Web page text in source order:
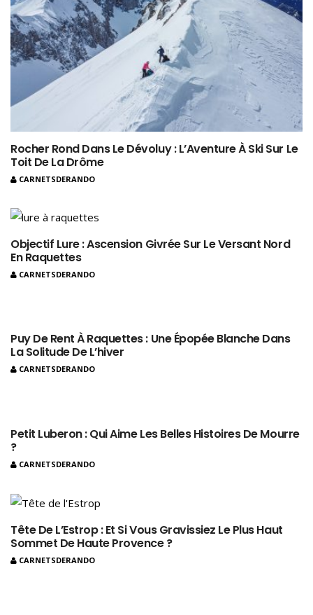
Rocher Rond Dans Le Dévoluy : L’Aventure À Ski Sur Le
Toit De La Drôme
CARNETSDERANDO
Objectif Lure : Ascension Givrée Sur Le Versant Nord
En Raquettes
CARNETSDERANDO
Puy De Rent À Raquettes : Une Épopée Blanche Dans
La Solitude De L’hiver
CARNETSDERANDO
Petit Luberon : Qui Aime Les Belles Histoires De Mourre
?
CARNETSDERANDO
Tête De L’Estrop : Et Si Vous Gravissiez Le Plus Haut
Sommet De Haute Provence ?
CARNETSDERANDO